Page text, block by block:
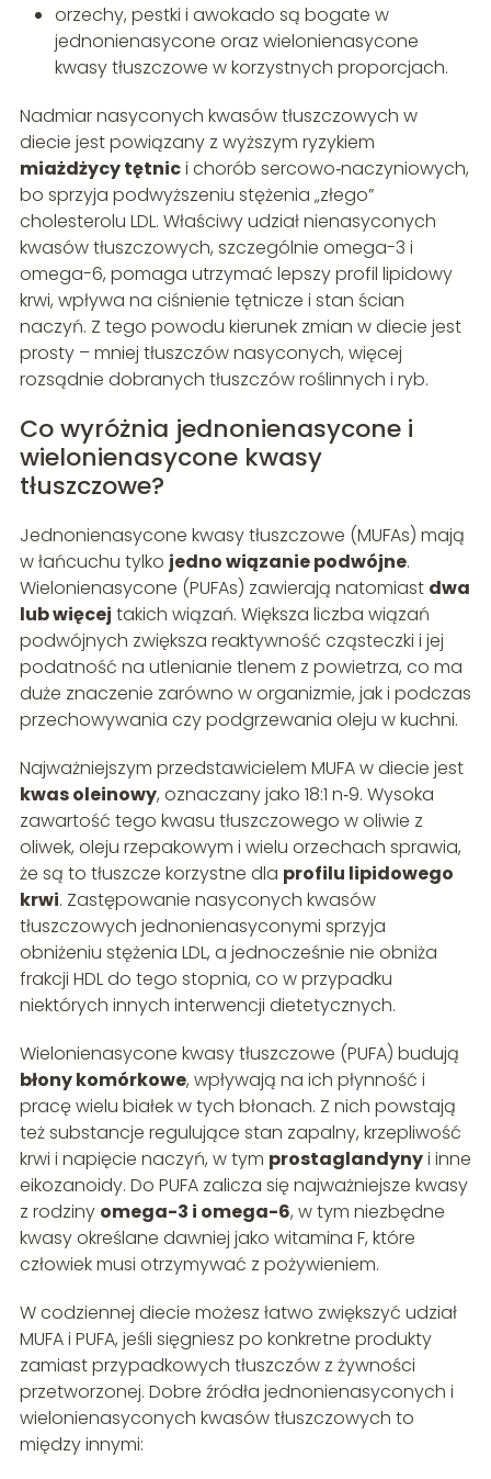
orzechy, pestki i awokado są bogate w
jednonienasycone oraz wielonienasycone
kwasy tłuszczowe w korzystnych proporcjach.
Nadmiar nasyconych kwasów tłuszczowych w
diecie jest powiązany z wyższym ryzykiem
miażdżycy tętnici chorób sercowo‑naczyniowych,
bo sprzyja podwyższeniu stężenia „złego”
cholesterolu LDL. Właściwy udział nienasyconych
kwasów tłuszczowych, szczególnie omega-3 i
omega-6, pomaga utrzymać lepszy profil lipidowy
krwi, wpływa na ciśnienie tętnicze i stan ścian
naczyń. Z tego powodu kierunek zmian w diecie jest
prosty – mniej tłuszczów nasyconych, więcej
rozsądnie dobranych tłuszczów roślinnych i ryb.
Co wyróżnia jednonienasycone i
wielonienasycone kwasy
tłuszczowe?
Jednonienasycone kwasy tłuszczowe (MUFAs) mają
w łańcuchu tylko jedno wiązanie podwójne.
Wielonienasycone (PUFAs) zawierają natomiast dwa
lub więcej takich wiązań. Większa liczba wiązań
podwójnych zwiększa reaktywność cząsteczki i jej
podatność na utlenianie tlenem z powietrza, co ma
duże znaczenie zarówno w organizmie, jak i podczas
przechowywania czy podgrzewania oleju w kuchni.
Najważniejszym przedstawicielem MUFA w diecie jest
kwas oleinowy, oznaczany jako 18:1 n‑9. Wysoka
zawartość tego kwasu tłuszczowego w oliwie z
oliwek, oleju rzepakowym i wielu orzechach sprawia,
że są to tłuszcze korzystne dla profilu lipidowego
krwi. Zastępowanie nasyconych kwasów
tłuszczowych jednonienasyconymi sprzyja
obniżeniu stężenia LDL, a jednocześnie nie obniża
frakcji HDL do tego stopnia, co w przypadku
niektórych innych interwencji dietetycznych.
Wielonienasycone kwasy tłuszczowe (PUFA) budują
błony komórkowe, wpływają na ich płynność i
pracę wielu białek w tych błonach. Z nich powstają
też substancje regulujące stan zapalny, krzepliwość
krwi i napięcie naczyń, w tym prostaglandynyi inne
eikozanoidy. Do PUFA zalicza się najważniejsze kwasy
z rodziny omega-3 i omega-6, w tym niezbędne
kwasy określane dawniej jako witamina F, które
człowiek musi otrzymywać z pożywieniem.
W codziennej diecie możesz łatwo zwiększyć udział
MUFA i PUFA, jeśli sięgniesz po konkretne produkty
zamiast przypadkowych tłuszczów z żywności
przetworzonej. Dobre źródła jednonienasyconych i
wielonienasyconych kwasów tłuszczowych to
między innymi: